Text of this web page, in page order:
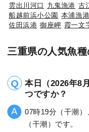
雲出川河口
九鬼漁港 古
船越前浜小公園 本浦漁港
佐田浜港 御座岬 霞一文
三重県の人気魚
本日（2026年8
つですか？
07時19分（干潮
（干潮）です。